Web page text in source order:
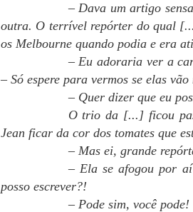
– Dava um artigo
outra. O terrível repórter do qual
os Melbourne quando podia e era
– Eu adoraria ver a
– Só espere para vermos se elas
– Quer dizer que eu
O trio da [...] ficou
Jean ficar da cor dos tomates que
– Mas ei, grande
– Ela se afogou por
posso escrever?!
– Pode sim, você pode!
Temos ótimas
próxima etapa é reler
certeza de que nada
final (pelo jeito, o
então, rumo à
Beijos e boa leitura!
TODOS ACORDARAM
dormir, e verificaram
APR
27
PRESENTE
Olá, querida
e mais um gripão.